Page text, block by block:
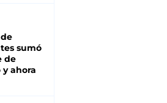
sumó
de
y ahora